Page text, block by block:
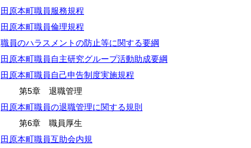
田原本町職員服務規程
田原本町職員倫理規程
職員のハラスメントの防止等に関する要綱
田原本町職員自主研究グループ活動助成要綱
田原本町職員自己申告制度実施規程
第5章 退職管理
田原本町職員の退職管理に関する規則
第6章 職員厚生
田原本町職員互助会内規